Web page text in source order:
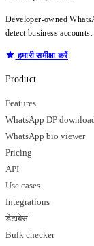
Developer-owned
detect business
हमारी समीक्षा करें
Product
Features
WhatsApp DP
WhatsApp bio viewer
Pricing
API
Use cases
Integrations
डेटाबेस
Bulk checker